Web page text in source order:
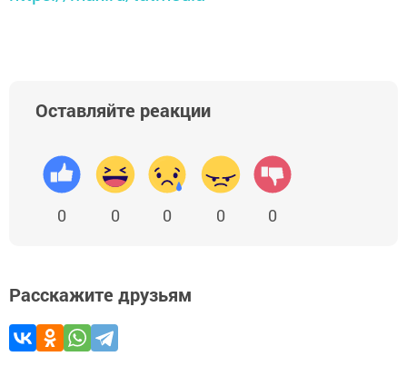
Оставляйте реакции
0 0 0 0 0
Расскажите друзьям